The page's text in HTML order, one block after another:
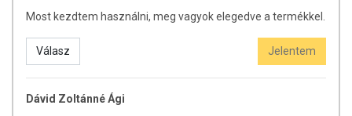
Szárított Aloe vera gél
Csipkebogyó ( Rosa canina L.
Most kezdtem használni, meg vagyok elegedve a termékkel.
Válasz Jelentem
Dávid Zoltánné Ági